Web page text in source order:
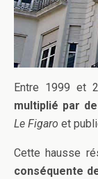
Entre 1999 et
multiplié par
Le Figaro et
Cette hausse
conséquente